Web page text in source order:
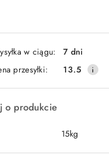
w ciągu:
7 dni
przesyłki:
13.5
o produkcie
15kg